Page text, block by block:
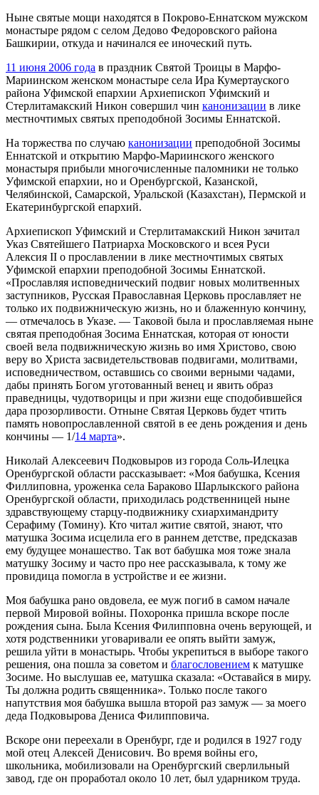
Ныне святые мощи находятся в Покрово-Еннатском мужском
монастыре рядом с селом Дедово Федоровского района
Башкирии, откуда и начинался ее иноческий путь.
11 июня 2006 года в праздник Святой Троицы в Марфо-
Мариинском женском монастыре села Ира Кумертауского
района Уфимской епархии Архиепископ Уфимский и
Стерлитамакский Никон совершил чин канонизации в лике
местночтимых святых преподобной Зосимы Еннатской.
На торжества по случаю канонизации преподобной Зосимы
Еннатской и открытию Марфо-Мариинского женского
монастыря прибыли многочисленные паломники не только
Уфимской епархии, но и Оренбургской, Казанской,
Челябинской, Самарской, Уральской (Казахстан), Пермской и
Екатеринбургской епархий.
Архиепископ Уфимский и Стерлитамакский Никон зачитал
Указ Святейшего Патриарха Московского и всея Руси
Алексия II о прославлении в лике местночтимых святых
Уфимской епархии преподобной Зосимы Еннатской.
«Прославляя исповеднический подвиг новых молитвенных
заступников, Русская Православная Церковь прославляет не
только их подвижническую жизнь, но и блаженную кончину,
— отмечалось в Указе. — Таковой была и прославляемая ныне
святая преподобная Зосима Еннатская, которая от юности
своей вела подвижническую жизнь во имя Христово, свою
веру во Христа засвидетельствовав подвигами, молитвами,
исповедничеством, оставшись со своими верными чадами,
дабы принять Богом уготованный венец и явить образ
праведницы, чудотворицы и при жизни еще сподобившейся
дара прозорливости. Отныне Святая Церковь будет чтить
память новопрославленной святой в ее день рождения и день
кончины — 1/14 марта».
Николай Алексеевич Подковыров из города Соль-Илецка
Оренбургской области рассказывает: «Моя бабушка, Ксения
Филлиповна, уроженка села Бараково Шарлыкского района
Оренбургской области, приходилась родственницей ныне
здравствующему старцу-подвижнику схиархимандриту
Серафиму (Томину). Кто читал житие святой, знают, что
матушка Зосима исцелила его в раннем детстве, предсказав
ему будущее монашество. Так вот бабушка моя тоже знала
матушку Зосиму и часто про нее рассказывала, к тому же
провидица помогла в устройстве и ее жизни.
Моя бабушка рано овдовела, ее муж погиб в самом начале
первой Мировой войны. Похоронка пришла вскоре после
рождения сына. Была Ксения Филипповна очень верующей, и
хотя родственники уговаривали ее опять выйти замуж,
решила уйти в монастырь. Чтобы укрепиться в выборе такого
решения, она пошла за советом и благословением к матушке
Зосиме. Но выслушав ее, матушка сказала: «Оставайся в миру.
Ты должна родить священника». Только после такого
напутствия моя бабушка вышла второй раз замуж — за моего
деда Подковырова Дениса Филипповича.
Вскоре они переехали в Оренбург, где и родился в 1927 году
мой отец Алексей Денисович. Во время войны его,
школьника, мобилизовали на Оренбургский сверлильный
завод, где он проработал около 10 лет, был ударником труда.